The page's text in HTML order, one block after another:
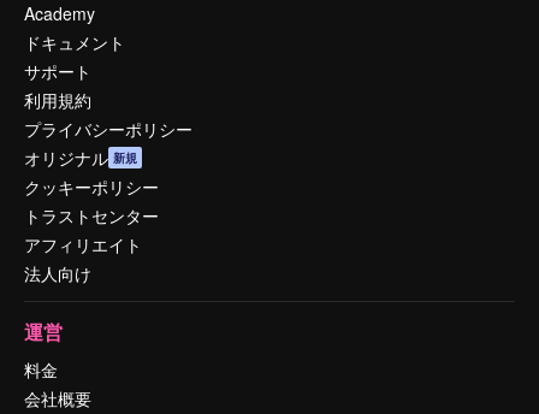
Academy
ドキュメント
サポート
利用規約
プライバシーポリシー
オリジナル 新規
クッキーポリシー
トラストセンター
アフィリエイト
法人向け
運営
料金
会社概要